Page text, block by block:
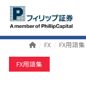
FX FX用語集
FX用語集